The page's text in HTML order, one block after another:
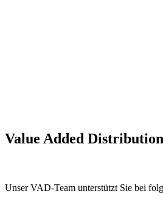
Value Added Distribution
Unser VAD-Team unterstützt Sie bei